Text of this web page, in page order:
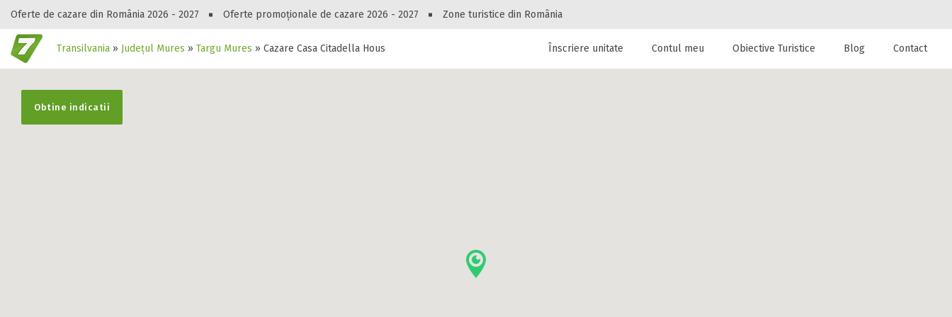
Oferte de cazare din România 2026 - 2027 Oferte promoționale de cazare 2026 - 2027 Zone turistice din România
Transilvania » Județul Mures » Targu Mures » Cazare Casa Citadella House
Peste 10545 oferte de cazare!
Gasești hoteluri, pensiuni, vile, apartamente sau alte unitați de cazare la
Înscriere unitate Contul meu Obiective Turistice Blog Contact
Obtine indicatii